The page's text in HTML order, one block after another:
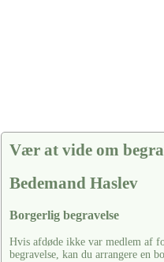
Vær at vide om
Bedemand Haslev
Borgerlig begravelse
Hvis afdøde ikke var medlem af
begravelse, kan du arrangere en